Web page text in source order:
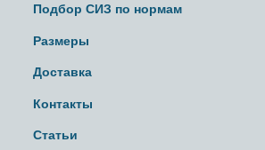
Подбор СИЗ по нормам
Размеры
Доставка
Контакты
Статьи